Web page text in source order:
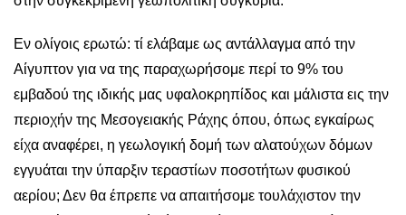
Εν ολίγοις ερωτώ: τί ελάβαμε ως αντάλλαγμα από την
Αίγυπτον για να της παραχωρήσομε περί το 9% του
εμβαδού της ιδικής μας υφαλοκρηπίδος και μάλιστα εις την
περιοχήν της Μεσογειακής Ράχης όπου, όπως εγκαίρως
είχα αναφέρει, η γεωλογική δομή των αλατούχων δόμων
εγγυάται την ύπαρξιν τεραστίων ποσοτήτων φυσικού
αερίου; Δεν θα έπρεπε να απαιτήσομε τουλάχιστον την